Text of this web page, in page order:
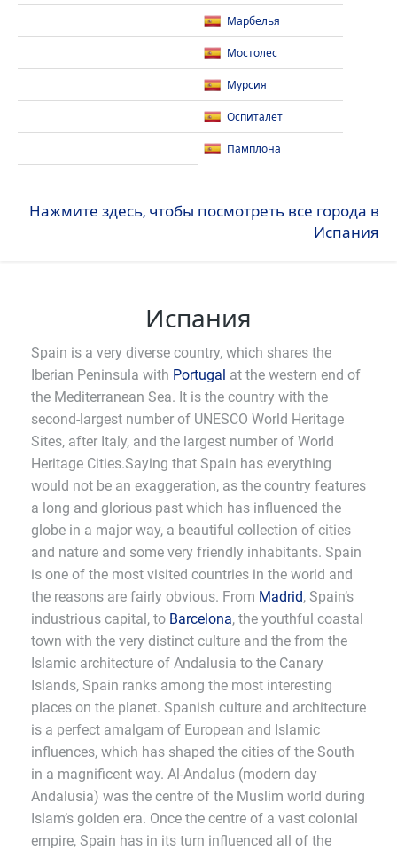
Марбелья
Мостолес
Мурсия
Оспиталет
Памплона
Нажмите здесь, чтобы посмотреть все города в
Испания
Испания
Spain is a very diverse country, which shares the
Iberian Peninsula with Portugal at the western end of
the Mediterranean Sea. It is the country with the
second-largest number of UNESCO World Heritage
Sites, after Italy, and the largest number of World
Heritage Cities.Saying that Spain has everything
would not be an exaggeration, as the country features
a long and glorious past which has influenced the
globe in a major way, a beautiful collection of cities
and nature and some very friendly inhabitants. Spain
is one of the most visited countries in the world and
the reasons are fairly obvious. From Madrid, Spain’s
industrious capital, to Barcelona, the youthful coastal
town with the very distinct culture and the from the
Islamic architecture of Andalusia to the Canary
Islands, Spain ranks among the most interesting
places on the planet. Spanish culture and architecture
is a perfect amalgam of European and Islamic
influences, which has shaped the cities of the South
in a magnificent way. Al-Andalus (modern day
Andalusia) was the centre of the Muslim world during
Islam’s golden era. Once the centre of a vast colonial
empire, Spain has in its turn influenced all of the